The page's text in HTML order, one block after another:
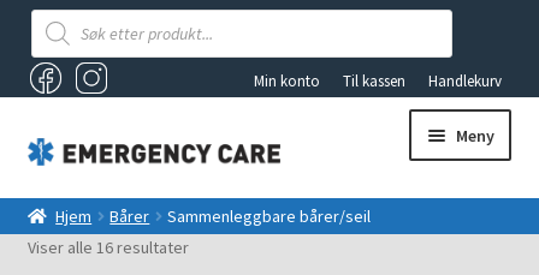
Products
search
Min konto Til kassen Handlekurv
Meny
AKUTTSEKKER OG FØRSTEHJELPSBAGER
Hjem Bårer
Sammenleggbare bårer/seil
Viser alle 16 resultater